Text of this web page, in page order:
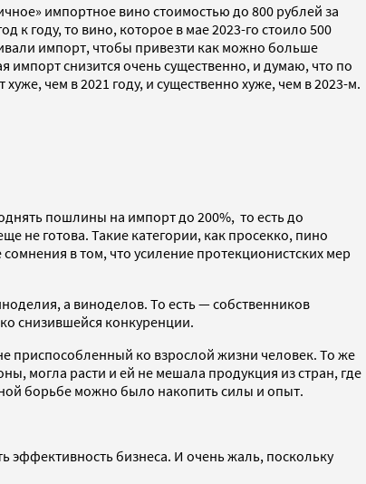
импортное вино стоимостью до 800 рублей за
к году, то вино, которое в мае 2023-го стоило 500
импорт, чтобы привезти как можно больше
снизится очень существенно, и думаю, что по
чем в 2021 году, и существенно хуже, чем в 2023-м.
пошлины на импорт до 200%, то есть до
не готова. Такие категории, как просекко, пино
в том, что усиление протекционистских мер
а виноделов. То есть — собственников
снизившейся конкуренции.
приспособленный ко взрослой жизни человек. То же
могла расти и ей не мешала продукция из стран, где
борьбе можно было накопить силы и опыт.
эффективность бизнеса. И очень жаль, поскольку